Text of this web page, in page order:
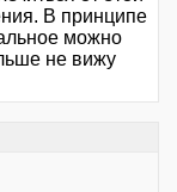
В принципе
можно
не вижу